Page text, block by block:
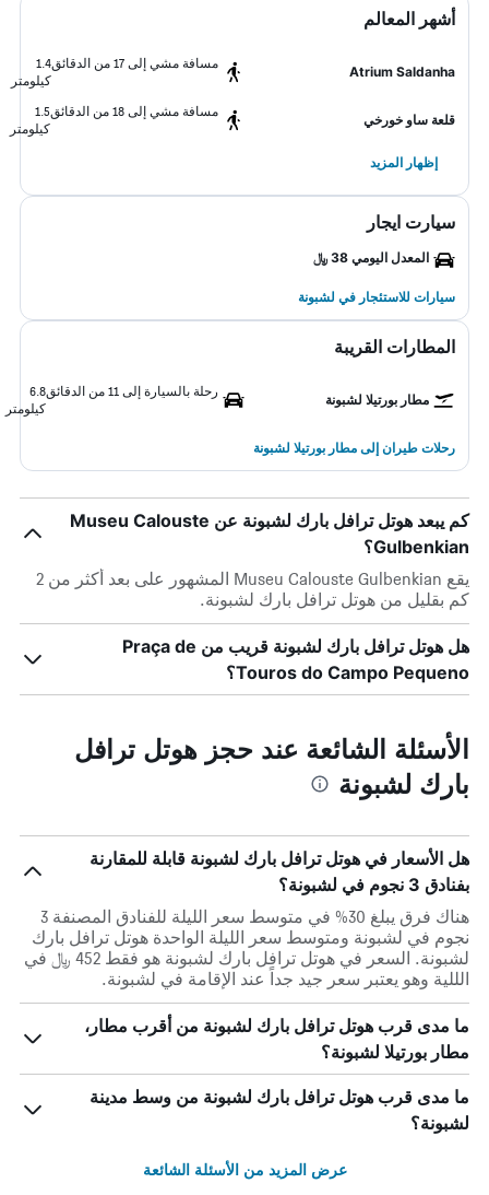
أشهر المعالم
Atrium Saldanha
مسافة مشي إلى 17 من الدقائق
1.4
كيلومتر
قلعة ساو خورخي
مسافة مشي إلى 18 من الدقائق
1.5
كيلومتر
إظهار المزيد
سيارت ايجار
المعدل اليومي 38 ﷼
سيارات للاستئجار في لشبونة
المطارات القريبة
مطار بورتيلا لشبونة
رحلة بالسيارة إلى 11 من الدقائق
6.8
كيلومتر
رحلات طيران إلى مطار بورتيلا لشبونة
كم يبعد هوتل ترافل بارك لشبونة عن Museu Calouste
Gulbenkian؟
يقع Museu Calouste Gulbenkian المشهور على بعد أكثر من 2
كم بقليل من هوتل ترافل بارك لشبونة.
هل هوتل ترافل بارك لشبونة قريب من Praça de
Touros do Campo Pequeno؟
الأسئلة الشائعة عند حجز هوتل ترافل
بارك لشبونة
هل الأسعار في هوتل ترافل بارك لشبونة قابلة للمقارنة
بفنادق 3 نجوم في لشبونة؟
هناك فرق يبلغ 30% في متوسط ​​سعر الليلة للفنادق المصنفة 3
نجوم في لشبونة ومتوسط ​​سعر الليلة الواحدة هوتل ترافل بارك
لشبونة. السعر في هوتل ترافل بارك لشبونة هو فقط 452 ﷼ في
الللية وهو يعتبر سعر جيد جداً عند الإقامة في لشبونة.
ما مدى قرب هوتل ترافل بارك لشبونة من أقرب مطار،
مطار بورتيلا لشبونة؟
ما مدى قرب هوتل ترافل بارك لشبونة من وسط مدينة
لشبونة؟
عرض المزيد من الأسئلة الشائعة